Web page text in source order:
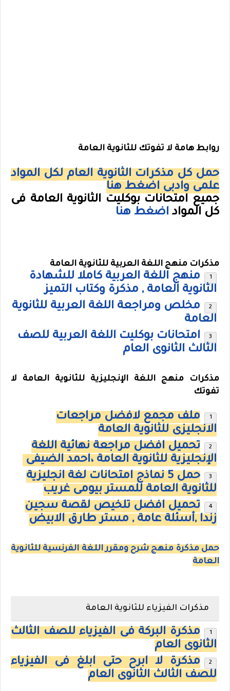
روابط هامة لا تفوتك للثانوية العامة
حمل كل مذكرات الثانوية العام لكل المواد
علمى وادبى اضغط هنا
جميع امتحانات بوكليت الثانوية العامة فى
كل المواد اضغط هنا
مذكرات منهج اللغة العربية للثانوية العامة
منهج اللغة العربية كاملا للشهادة
الثانوية العامة , مذكرة وكتاب التميز
مخلص ومراجعة اللغة العربية للثانوية
العامة
امتحانات بوكليت اللغة العربية للصف
الثالث الثانوى العام
مذكرات منهج اللغة الإنجليزية للثانوية العامة لا
تفوتك
ملف مجمع لافضل مراجعات
الانجليزى للثانوية العامة
تحميل افضل مراجعة نهائية اللغة
الإنجليزية للثانوية العامة ،احمد الضيفى
حمل 5 نماذج امتحانات لغة انجليزية
للثانوية العامة للمستر بيومى غريب
تحميل افضل تلخيص لقصة سجين
زندا ,أسئلة عامة , مستر طارق الابيض
حمل مذكرة منهج شرح ومقرر اللغة الفرنسية للثانوية
العامة
مذكرات الفيزياء للثانوية العامة
مذكرة البركة فى الفيزياء للصف الثالث
الثانوى العام
مذكرة لا ابرح حتى ابلغ فى الفيزياء
للصف الثالث الثانوى العام